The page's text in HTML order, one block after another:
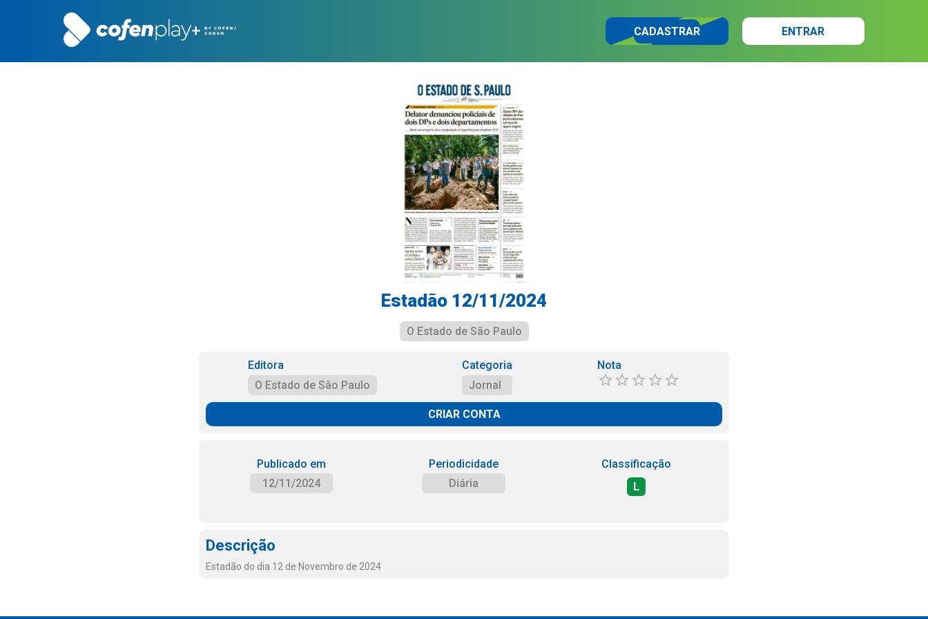
CADASTRAR ENTRAR
Estadão 12/11/2024
O Estado de São Paulo
Editora
O Estado de São Paulo
Categoria
Jornal
Nota
CRIAR CONTA
Publicado em
12/11/2024
Periodicidade
Diária
Classificação
L
Descrição
Estadão do dia 12 de Novembro de 2024